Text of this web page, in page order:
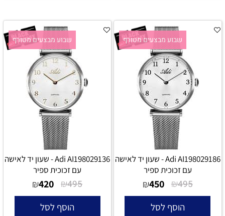
שבוע מבצעים מטורף
Adi AI198029186 - שעון יד לאישה
עם זכוכית ספיר
₪495
₪450
הוסף לסל
שבוע מבצעים מטורף
Adi AI198029136 - שעון יד לאישה
עם זכוכית ספיר
₪495
₪420
הוסף לסל